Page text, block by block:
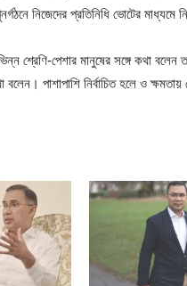
নিজেদের প্রতিনিধি ভোটের মাধ্যমে
শ্রেণি-পেশার মানুষের সঙ্গে কথা
বলেন। পাশাপাশি নির্বাচিত হলে ও